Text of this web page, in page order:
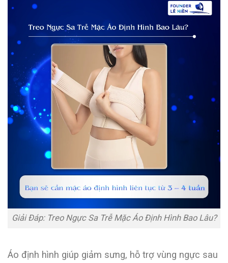
Giải Đáp: Treo Ngực Sa Trễ Mặc Áo Định Hình Bao Lâu?
Áo định hình giúp giảm sưng, hỗ trợ vùng ngực sau